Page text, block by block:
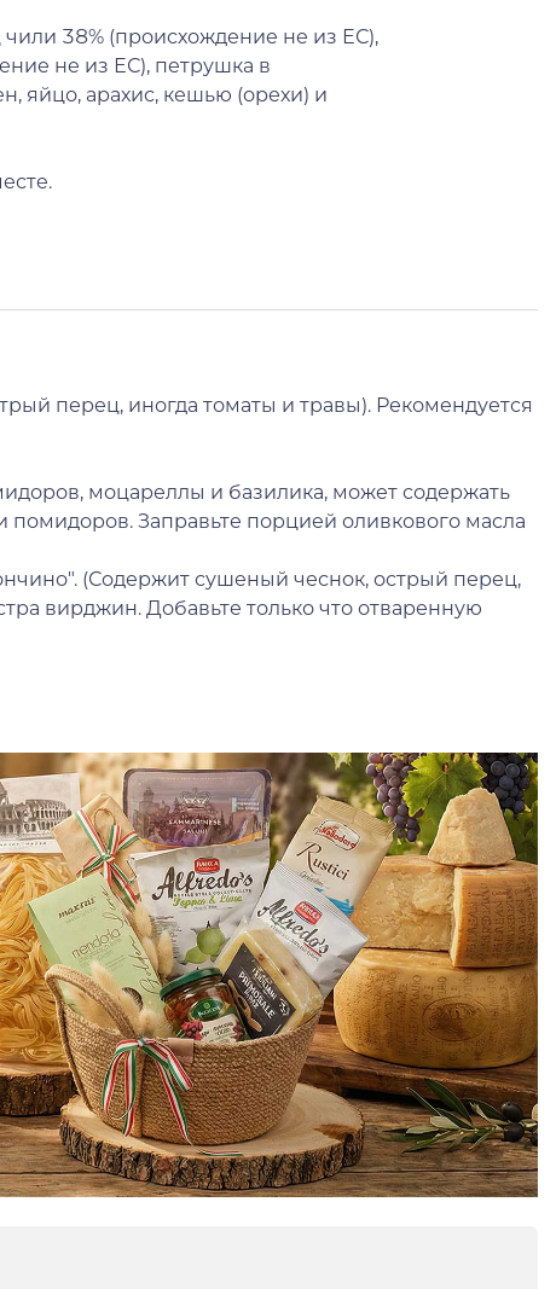
38% (происхождение не из ЕС),
не из ЕС), петрушка в
яйцо, арахис, кешью (орехи) и
перец, иногда томаты и травы). Рекомендуется
моцареллы и базилика, может содержать
Заправьте порцией оливкового масла
(Содержит сушеный чеснок, острый перец,
вирджин. Добавьте только что отваренную